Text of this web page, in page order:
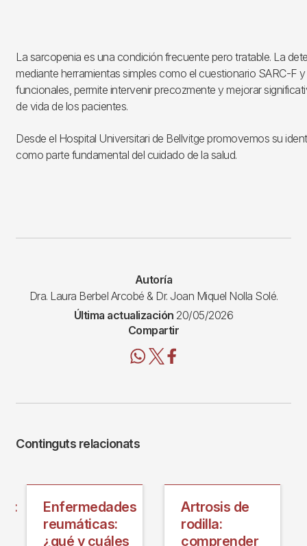
La sarcopenia es una condición frecuente pero tratable. La
mediante herramientas simples como el cuestionario SARC-F
funcionales, permite intervenir precozmente y mejorar
de vida de los pacientes.
Desde el Hospital Universitari de Bellvitge promovemos su
como parte fundamental del cuidado de la salud.
Autoría
Dra. Laura Berbel Arcobé & Dr. Joan Miquel Nolla Solé.
Última actualización 20/05/2026
Compartir
Continguts relacionats
Enfermedades
reumáticas:
¿qué y cuáles
Artrosis de
rodilla:
comprender